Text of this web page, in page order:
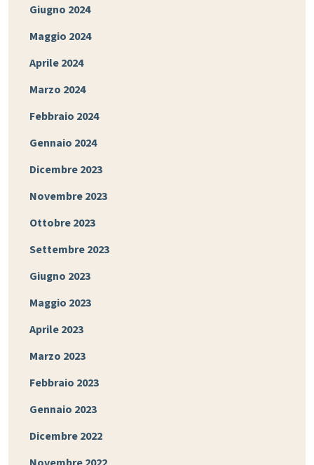
Giugno 2024
Maggio 2024
Aprile 2024
Marzo 2024
Febbraio 2024
Gennaio 2024
Dicembre 2023
Novembre 2023
Ottobre 2023
Settembre 2023
Giugno 2023
Maggio 2023
Aprile 2023
Marzo 2023
Febbraio 2023
Gennaio 2023
Dicembre 2022